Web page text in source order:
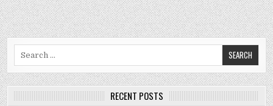
RECENT POSTS